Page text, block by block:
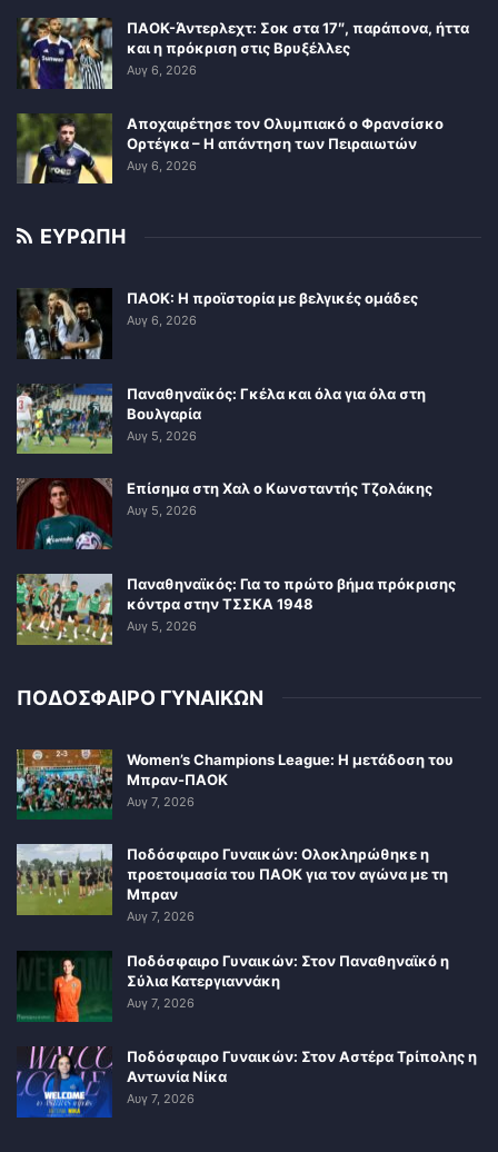
ΠΑΟΚ-Άντερλεχτ: Σοκ στα 17″, παράπονα, ήττα
και η πρόκριση στις Βρυξέλλες
Αυγ 6, 2026
Αποχαιρέτησε τον Ολυμπιακό ο Φρανσίσκο
Ορτέγκα – Η απάντηση των Πειραιωτών
Αυγ 6, 2026
ΕΥΡΩΠΗ
ΠΑΟΚ: Η προϊστορία με βελγικές ομάδες
Αυγ 6, 2026
Παναθηναϊκός: Γκέλα και όλα για όλα στη
Βουλγαρία
Αυγ 5, 2026
Επίσημα στη Χαλ ο Κωνσταντής Τζολάκης
Αυγ 5, 2026
Παναθηναϊκός: Για το πρώτο βήμα πρόκρισης
κόντρα στην ΤΣΣΚΑ 1948
Αυγ 5, 2026
ΠΟΔΟΣΦΑΙΡΟ ΓΥΝΑΙΚΩΝ
Women’s Champions League: Η μετάδοση του
Μπραν-ΠΑΟΚ
Αυγ 7, 2026
Ποδόσφαιρο Γυναικών: Ολοκληρώθηκε η
προετοιμασία του ΠΑΟΚ για τον αγώνα με τη
Μπραν
Αυγ 7, 2026
Ποδόσφαιρο Γυναικών: Στον Παναθηναϊκό η
Σύλια Κατεργιαννάκη
Αυγ 7, 2026
Ποδόσφαιρο Γυναικών: Στον Αστέρα Τρίπολης η
Αντωνία Νίκα
Αυγ 7, 2026